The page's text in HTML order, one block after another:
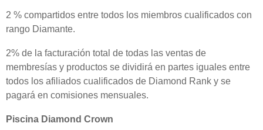
2 % compartidos entre todos los miembros cualificados con
rango Diamante.
2% de la facturación total de todas las ventas de
membresías y productos se dividirá en partes iguales entre
todos los afiliados cualificados de Diamond Rank y se
pagará en comisiones mensuales.
Piscina Diamond Crown